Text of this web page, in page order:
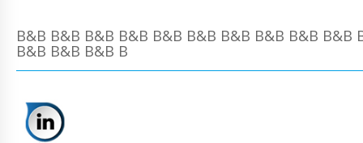
B&B B&B B&B B&B B&B B&B B&B B&B B&B
B&B B&B B&B B